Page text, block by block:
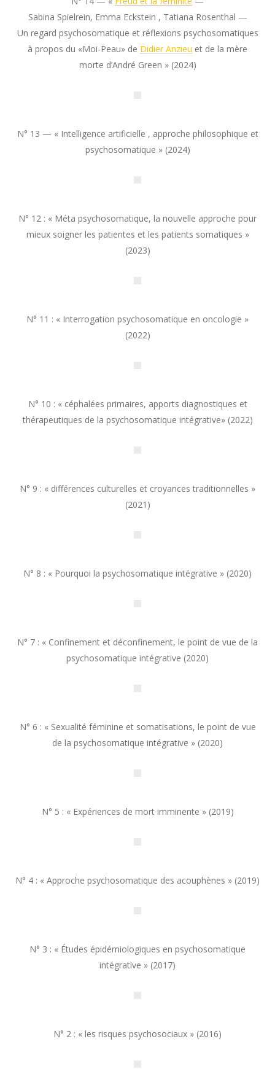
Sabina Spielrein, Emma Eckstein , Tatiana Rosenthal —
Un regard psychosomatique et réflexions psychosomatiques
à propos du «Moi-Peau» de Didier Anzieu et de la mère
morte d’André Green » (2024)
N° 13 — « Intelligence artificielle , approche philosophique et
psychosomatique » (2024)
N° 12 : « Méta psychosomatique, la nouvelle approche pour
mieux soigner les patientes et les patients somatiques »
(2023)
N° 11 : « Interrogation psychosomatique en oncologie »
(2022)
N° 10 : « céphalées primaires, apports diagnostiques et
thérapeutiques de la psychosomatique intégrative» (2022)
N° 9 : « différences culturelles et croyances traditionnelles »
(2021)
N° 8 : « Pourquoi la psychosomatique intégrative » (2020)
N° 7 : « Confinement et déconfinement, le point de vue de la
psychosomatique intégrative (2020)
N° 6 : « Sexualité féminine et somatisations, le point de vue
de la psychosomatique intégrative » (2020)
N° 5 : « Expériences de mort imminente » (2019)
N° 4 : « Approche psychosomatique des acouphènes » (2019)
N° 3 : « Études épidémiologiques en psychosomatique
intégrative » (2017)
N° 2 : « les risques psychosociaux » (2016)